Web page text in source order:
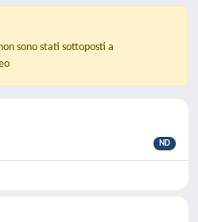
sono stati sottoposti a
ND